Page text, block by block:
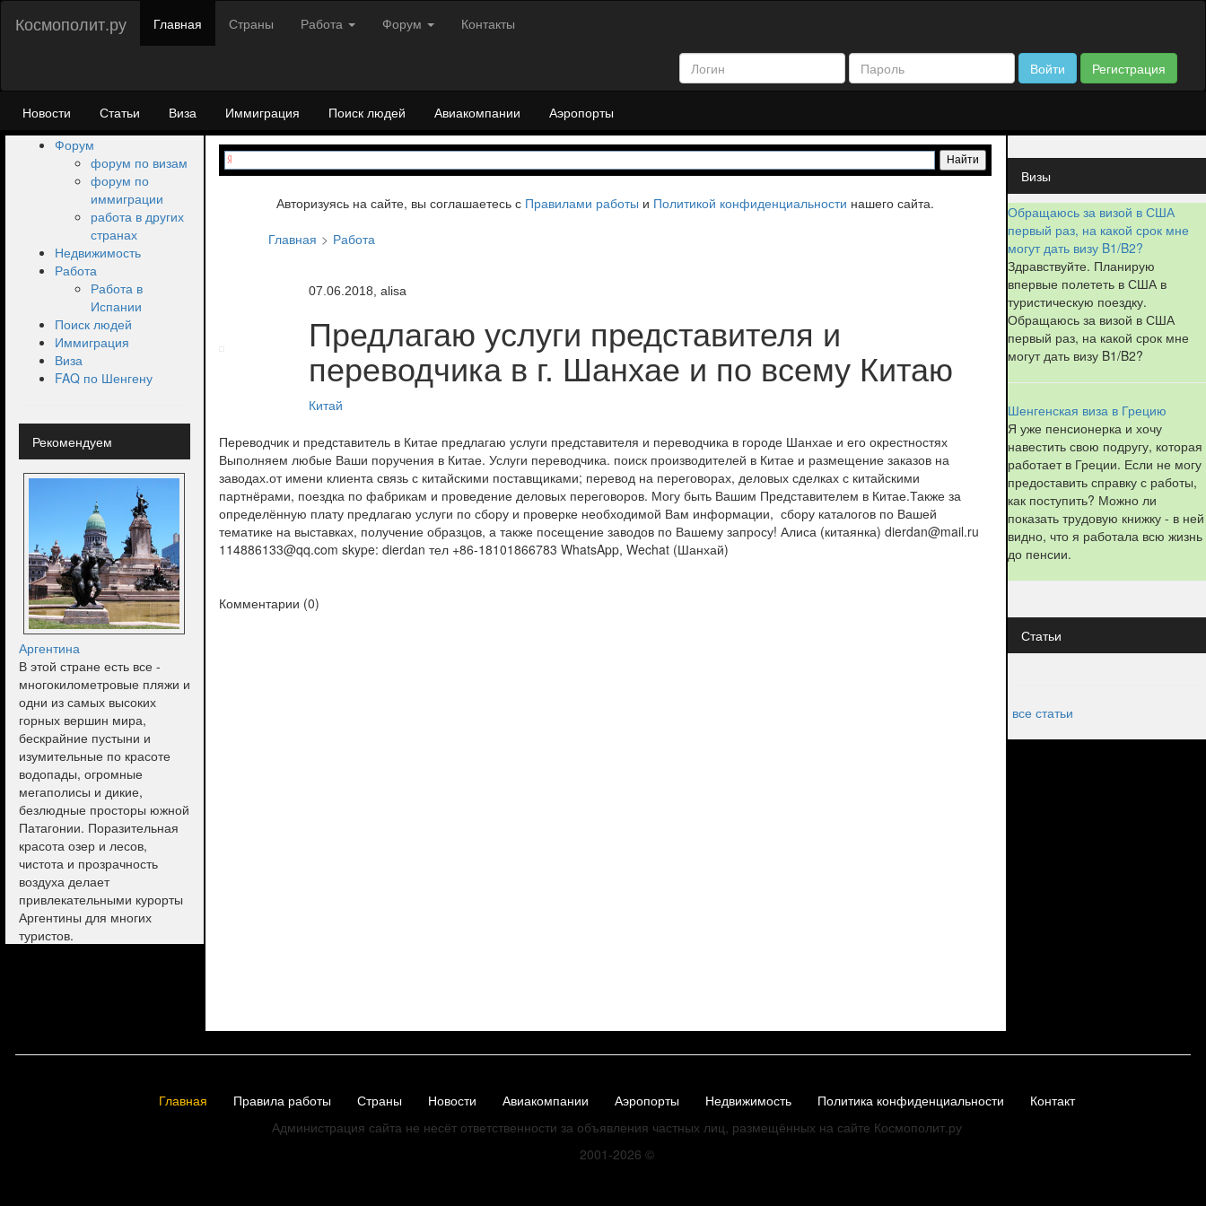
Космополит.ру Главная Страны Работа Форум Контакты
Войти Регистрация
Новости Статьи Виза Иммиграция Поиск людей Авиакомпании
Аэропорты
Форум
форум по визам
форум по
иммиграции
работа в других
странах
Недвижимость
Работа
Работа в
Испании
Поиск людей
Иммиграция
Виза
FAQ по Шенгену
Рекомендуем
Аргентина
В этой стране есть все -
многокилометровые пляжи и
одни из самых высоких
горных вершин мира,
бескрайние пустыни и
изумительные по красоте
водопады, огромные
мегаполисы и дикие,
безлюдные просторы южной
Патагонии. Поразительная
красота озер и лесов,
чистота и прозрачность
воздуха делает
привлекательными курорты
Аргентины для многих
туристов.
Авторизуясь на сайте, вы соглашаетесь с Правилами работы и Политикой конфиденциальности нашего сайта.
Главная
Работа
07.06.2018, alisa
Предлагаю услуги представителя и
переводчика в г. Шанхае и по всему Китаю
Китай
Переводчик и представитель в Китае предлагаю услуги представителя и переводчика в городе Шанхае и его окрестностях
Выполняем любые Ваши поручения в Китае. Услуги переводчика. поиск производителей в Китае и размещение заказов на
заводах.от имени клиента связь с китайскими поставщиками; перевод на переговорах, деловых сделках с китайскими
партнёрами, поездка по фабрикам и проведение деловых переговоров. Могу быть Вашим Представителем в Китае.Также за
определённую плату предлагаю услуги по сбору и проверке необходимой Вам информации, сбору каталогов по Вашей
тематике на выставках, получение образцов, а также посещение заводов по Вашему запросу! Алиса (китаянка) dierdan@mail.ru
114886133@qq.com skype: dierdan тел +86-18101866783 WhatsApp, Wechat (Шанхай)
Комментарии (0)
Визы
Обращаюсь за визой в США
первый раз, на какой срок мне
могут дать визу B1/B2?
Здравствуйте. Планирую
впервые полететь в США в
туристическую поездку.
Обращаюсь за визой в США
первый раз, на какой срок мне
могут дать визу B1/B2?
Шенгенская виза в Грецию
Я уже пенсионерка и хочу
навестить свою подругу, которая
работает в Греции. Если не могу
предоставить справку с работы,
как поступить? Можно ли
показать трудовую книжку - в ней
видно, что я работала всю жизнь
до пенсии.
Статьи
все статьи
Главная Правила работы Страны Новости Авиакомпании Аэропорты Недвижимость Политика конфиденциальности Контакт
Администрация сайта не несёт ответственности за объявления частных лиц, размещённых на сайте Космополит.ру
2001-2026 ©